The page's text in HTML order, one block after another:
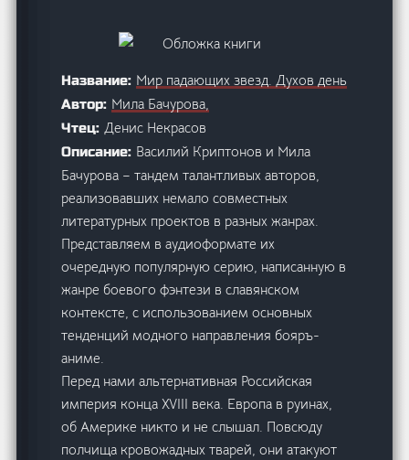
Название: Мир падающих звезд. Духов день
Автор: Мила Бачурова,
Чтец:Денис Некрасов
Описание: Василий Криптонов и Мила
Бачурова – тандем талантливых авторов,
реализовавших немало совместных
литературных проектов в разных жанрах.
Представляем в аудиоформате их
очередную популярную серию, написанную в
жанре боевого фэнтези в славянском
контексте, с использованием основных
тенденций модного направления бояръ-
аниме.
Перед нами альтернативная Российская
империя конца XVIII века. Европа в руинах,
об Америке никто и не слышал. Повсюду
полчища кровожадных тварей, они атакуют